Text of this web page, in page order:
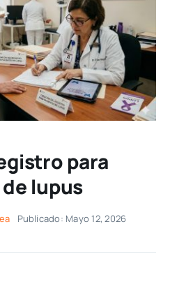
para
lupus
Publicado: Mayo 12, 2026